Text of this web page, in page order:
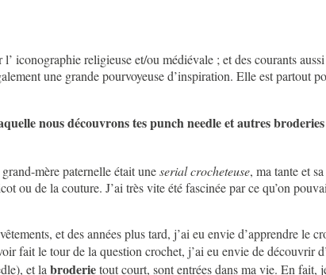
iconographie religieuse et/ou médiévale ; et des courants
une grande pourvoyeuse d’inspiration. Elle est partout
nous découvrons tes punch needle et autres
mère paternelle était uneserial crocheteuse, ma tante et
ou de la couture. J’ai très vite été fascinée par ce qu’on
et des années plus tard, j’ai eu envie d’apprendre le
fait le tour de la question crochet, j’ai eu envie de découvrir
et la broderietout court, sont entrées dans ma vie. En fait,